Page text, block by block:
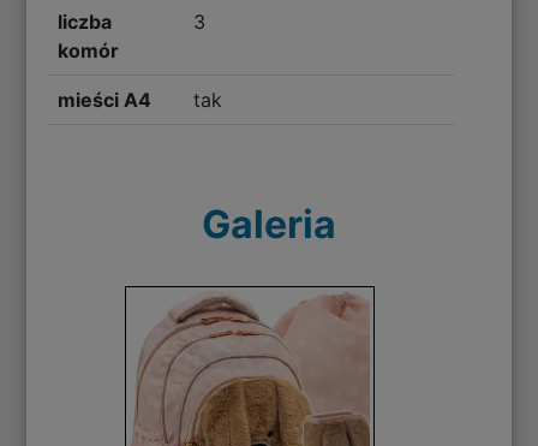
liczba
komór
3
mieści A4 tak
Galeria